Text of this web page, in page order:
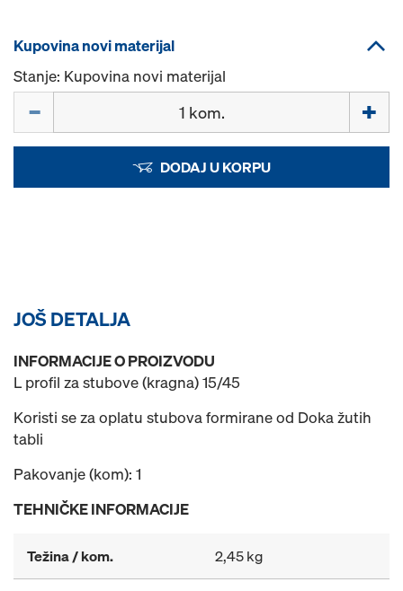
Kupovina novi materijal
Stanje: Kupovina novi materijal
DODAJ U KORPU
JOŠ DETALJA
INFORMACIJE O PROIZVODU
L profil za stubove (kragna) 15/45
Koristi se za oplatu stubova formirane od Doka žutih
tabli
Pakovanje (kom): 1
TEHNIČKE INFORMACIJE
Težina / kom. 2,45 kg